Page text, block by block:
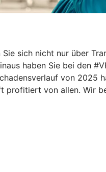
sich nicht nur über
haben Sie bei den
von
profitiert von allen. Wir